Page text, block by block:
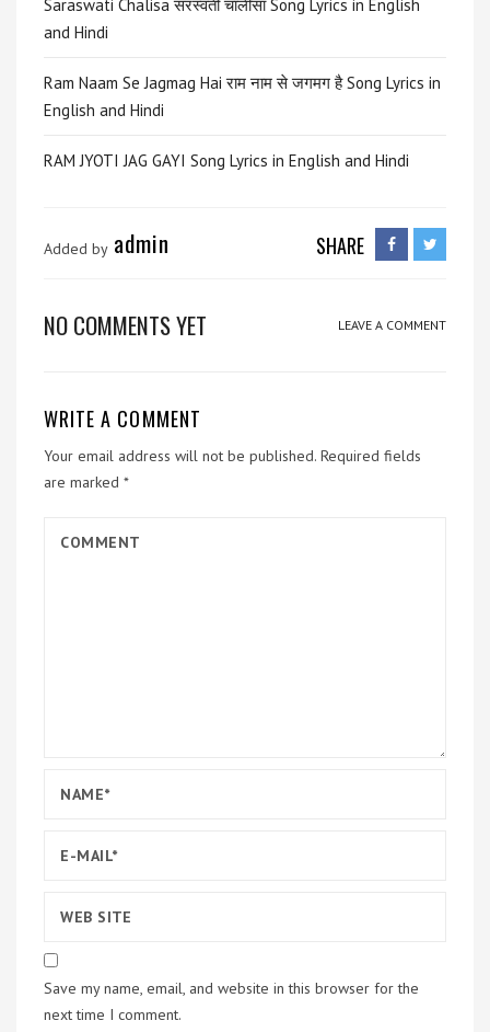
Saraswati Chalisa सरस्वती चालीसा Song Lyrics in English
and Hindi
Ram Naam Se Jagmag Hai राम नाम से जगमग है Song Lyrics in
English and Hindi
RAM JYOTI JAG GAYI Song Lyrics in English and Hindi
Added by admin SHARE
NO COMMENTS YET LEAVE A COMMENT
WRITE A COMMENT
Your email address will not be published. Required fields
are marked *
Save my name, email, and website in this browser for the
next time I comment.